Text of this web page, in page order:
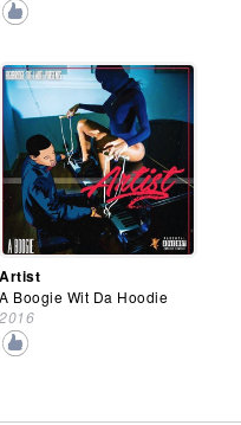
Artist
A Boogie Wit Da Hoodie
2016